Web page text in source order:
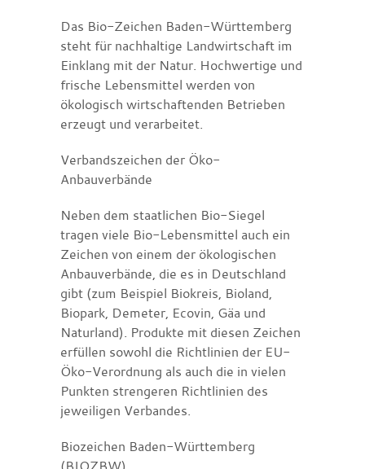
Das Bio-Zeichen Baden-Württemberg
steht für nachhaltige Landwirtschaft im
Einklang mit der Natur. Hochwertige und
frische Lebensmittel werden von
ökologisch wirtschaftenden Betrieben
erzeugt und verarbeitet.
Verbandszeichen der Öko-
Anbauverbände
Neben dem staatlichen Bio-Siegel
tragen viele Bio-Lebensmittel auch ein
Zeichen von einem der ökologischen
Anbauverbände, die es in Deutschland
gibt (zum Beispiel Biokreis, Bioland,
Biopark, Demeter, Ecovin, Gäa und
Naturland). Produkte mit diesen Zeichen
erfüllen sowohl die Richtlinien der EU-
Öko-Verordnung als auch die in vielen
Punkten strengeren Richtlinien des
jeweiligen Verbandes.
Biozeichen Baden-Württemberg
(BIOZBW)